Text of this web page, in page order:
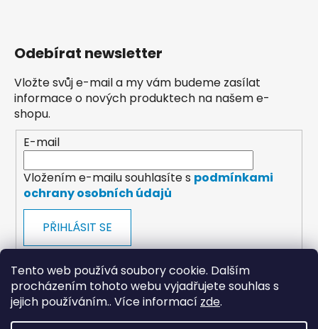
Tento web používá soubory cookie. Dalším
procházením tohoto webu vyjadřujete souhlas s
jejich používáním.. Více informací zde.
Odebírat newsletter
Vložte svůj e-mail a my vám budeme zasílat
informace o nových produktech na našem e-
shopu.
E-mail
Vložením e-mailu souhlasíte s podmínkami
ochrany osobních údajů
PŘIHLÁSIT SE
payments